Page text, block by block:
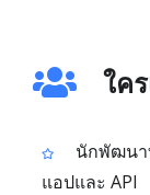
ใค
นักพัฒนา
แอปและ API